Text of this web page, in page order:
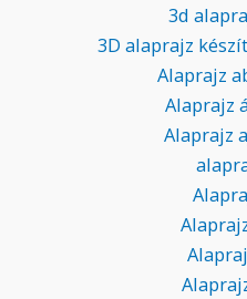
3d
3D alaprajz
Alaprajz
Alaprajz
Alaprajz